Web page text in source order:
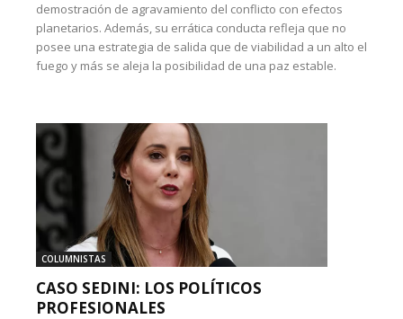
demostración de agravamiento del conflicto con efectos
planetarios. Además, su errática conducta refleja que no
posee una estrategia de salida que de viabilidad a un alto el
fuego y más se aleja la posibilidad de una paz estable.
COLUMNISTAS
CASO SEDINI: LOS POLÍTICOS
PROFESIONALES